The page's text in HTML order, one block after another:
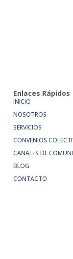
Enlaces Rápidos
INICIO
NOSOTROS
SERVICIOS
CONVENIOS
CANALES DE
BLOG
CONTACTO